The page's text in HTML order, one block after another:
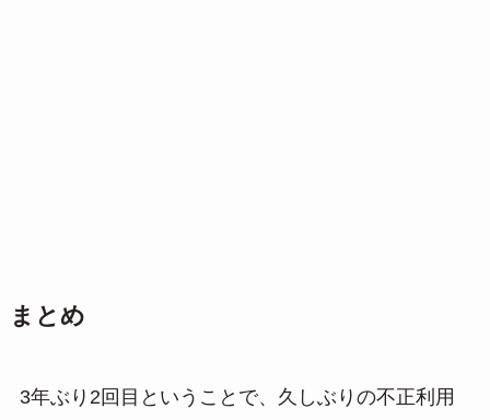
まとめ
3年ぶり2回目ということで、久しぶりの不正利用